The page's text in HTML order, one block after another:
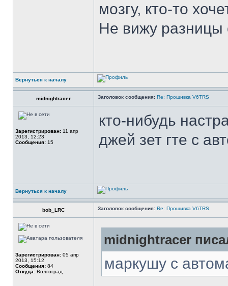
мозгу, кто-то
Не вижу разницы
Вернуться к началу
midnightracer Заголовок сообщения: Re: Прошивка V6TRS
Зарегистрирован: 11 апр
2013, 12:23
Сообщения: 15
кто-нибудь
джей зет гте с
Вернуться к началу
bob_LRC Заголовок сообщения: Re: Прошивка V6TRS
Зарегистрирован: 05 апр
2013, 15:12
Сообщения: 84
Откуда: Волгоград
midnightracer
маркушу с